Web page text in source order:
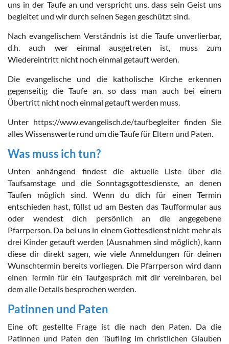
uns in der Taufe an und verspricht uns, dass sein Geist uns
begleitet und wir durch seinen Segen geschützt sind.
Nach evangelischem Verständnis ist die Taufe unverlierbar,
d.h. auch wer einmal ausgetreten ist, muss zum
Wiedereintritt nicht noch einmal getauft werden.
Die evangelische und die katholische Kirche erkennen
gegenseitig die Taufe an, so dass man auch bei einem
Übertritt nicht noch einmal getauft werden muss.
Unter https://www.evangelisch.de/taufbegleiter finden Sie
alles Wissenswerte rund um die Taufe für Eltern und Paten.
Was muss ich tun?
Unten anhängend findest die aktuelle Liste über die
Taufsamstage und die Sonntagsgottesdienste, an denen
Taufen möglich sind. Wenn du dich für einen Termin
entschieden hast, füllst ud am Besten das Taufformular aus
oder wendest dich persönlich an die angegebene
Pfarrperson. Da bei uns in einem Gottesdienst nicht mehr als
drei Kinder getauftwerden (Ausnahmen sind möglich), kann
diese dir direkt sagen, wie viele Anmeldungen für deinen
Wunschtermin bereits vorliegen. Die Pfarrperson wird dann
einen Termin für ein Taufgespräch mit dir vereinbaren, bei
dem alle Details besprochen werden.
Patinnen und Paten
Eine oft gestellte Frage ist die nach den Paten. Da die
Patinnen und Paten den Täufling im christlichen Glauben